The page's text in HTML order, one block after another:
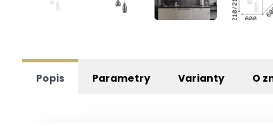
Popis Parametry Varianty O